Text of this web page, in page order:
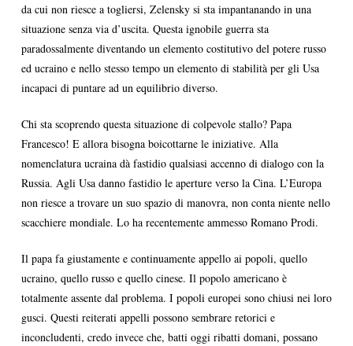
da cui non riesce a togliersi, Zelensky si sta impantanando in una
situazione senza via d’uscita. Questa ignobile guerra sta
paradossalmente diventando un elemento costitutivo del potere russo
ed ucraino e nello stesso tempo un elemento di stabilità per gli Usa
incapaci di puntare ad un equilibrio diverso.
Chi sta scoprendo questa situazione di colpevole stallo? Papa
Francesco! E allora bisogna boicottarne le iniziative. Alla
nomenclatura ucraina dà fastidio qualsiasi accenno di dialogo con la
Russia. Agli Usa danno fastidio le aperture verso la Cina. L’Europa
non riesce a trovare un suo spazio di manovra, non conta niente nello
scacchiere mondiale. Lo ha recentemente ammesso Romano Prodi.
Il papa fa giustamente e continuamente appello ai popoli, quello
ucraino, quello russo e quello cinese. Il popolo americano è
totalmente assente dal problema. I popoli europei sono chiusi nei loro
gusci. Questi reiterati appelli possono sembrare retorici e
inconcludenti, credo invece che, batti oggi ribatti domani, possano